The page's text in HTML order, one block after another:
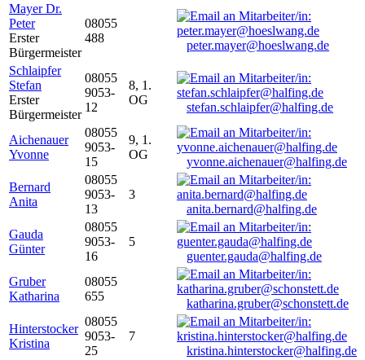
Mayer Dr.
Peter
Erster
Bürgermeister
08055
488
peter.mayer@hoeslwang.de
Schlaipfer
Stefan
Erster
Bürgermeister
08055
9053-
12
8, 1.
OG
stefan.schlaipfer@halfing.de
Aichenauer
Yvonne
08055
9053-
15
9, 1.
OG
yvonne.aichenauer@halfing.de
Bernard
Anita
08055
9053-
13
3
anita.bernard@halfing.de
Gauda
Günter
08055
9053-
16
5
guenter.gauda@halfing.de
Gruber
Katharina
08055
655
katharina.gruber@schonstett.de
Hinterstocker
Kristina
08055
9053-
25
7
kristina.hinterstocker@halfing.de